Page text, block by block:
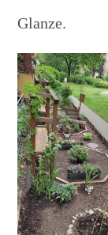
Glanze.